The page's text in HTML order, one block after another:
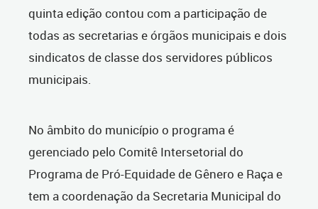
quinta edição contou com a participação de
todas as secretarias e órgãos municipais e dois
sindicatos de classe dos servidores públicos
municipais.
No âmbito do município o programa é
gerenciado pelo Comitê Intersetorial do
Programa de Pró-Equidade de Gênero e Raça e
tem a coordenação da Secretaria Municipal do